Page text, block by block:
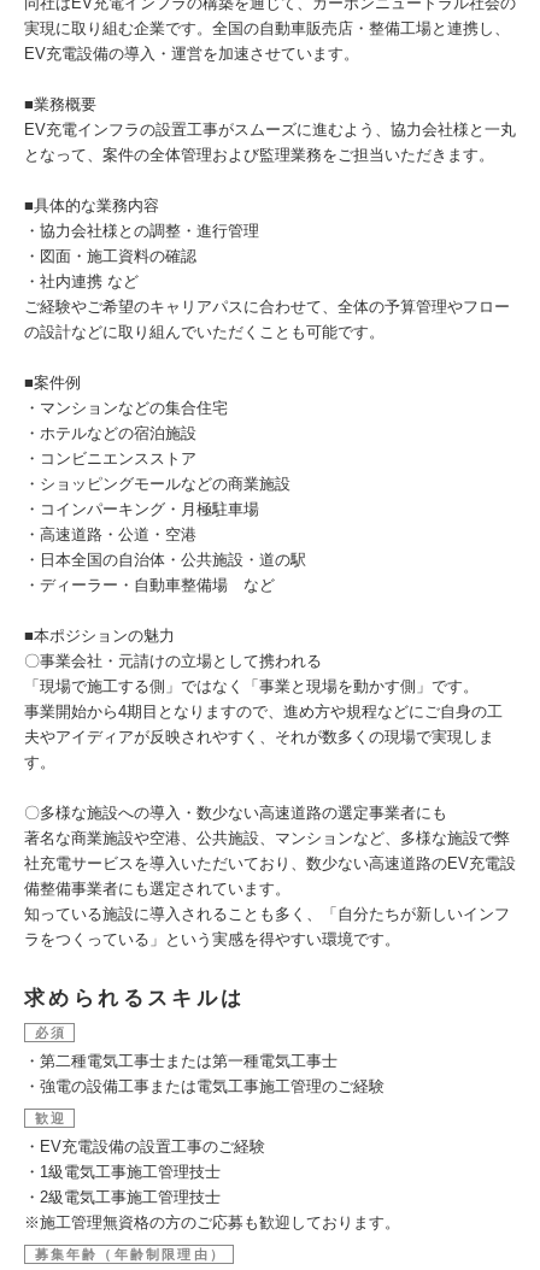
実現に取り組む企業です。全国の自動車販売店・整備工場と連携し、
EV充電設備の導入・運営を加速させています。
■業務概要
EV充電インフラの設置工事がスムーズに進むよう、協力会社様と一丸
となって、案件の全体管理および監理業務をご担当いただきます。
■具体的な業務内容
・協力会社様との調整・進行管理
・図面・施工資料の確認
・社内連携 など
ご経験やご希望のキャリアパスに合わせて、全体の予算管理やフロー
の設計などに取り組んでいただくことも可能です。
■案件例
・マンションなどの集合住宅
・ホテルなどの宿泊施設
・コンビニエンスストア
・ショッピングモールなどの商業施設
・コインパーキング・月極駐車場
・高速道路・公道・空港
・日本全国の自治体・公共施設・道の駅
・ディーラー・自動車整備場 など
■本ポジションの魅力
〇事業会社・元請けの立場として携われる
「現場で施工する側」ではなく「事業と現場を動かす側」です。
事業開始から4期目となりますので、進め方や規程などにご自身の工
夫やアイディアが反映されやすく、それが数多くの現場で実現しま
す。
〇多様な施設への導入・数少ない高速道路の選定事業者にも
著名な商業施設や空港、公共施設、マンションなど、多様な施設で弊
社充電サービスを導入いただいており、数少ない高速道路のEV充電設
備整備事業者にも選定されています。
知っている施設に導入されることも多く、「自分たちが新しいインフ
ラをつくっている」という実感を得やすい環境です。
求められるスキルは
必須
・第二種電気工事士または第一種電気工事士
・強電の設備工事または電気工事施工管理のご経験
歓迎
・EV充電設備の設置工事のご経験
・1級電気工事施工管理技士
・2級電気工事施工管理技士
※施工管理無資格の方のご応募も歓迎しております。
募集年齢（年齢制限理由）